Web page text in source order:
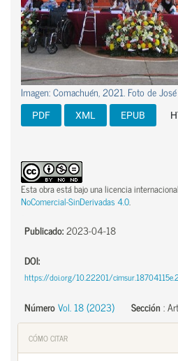
Imagen: Comachuén, 2021. Foto de
PDF XML EPUB
Esta obra está bajo una licencia internacional
NoComercial-SinDerivadas 4.0.
Publicado:2023-04-18
DOI:
https://doi.org/10.22201/
NúmeroVol. 18 (2023) Sección :
CÓMO CITAR